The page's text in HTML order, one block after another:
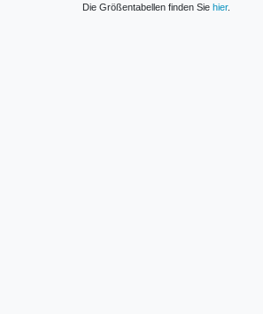
Die Größentabellen finden Sie hier.